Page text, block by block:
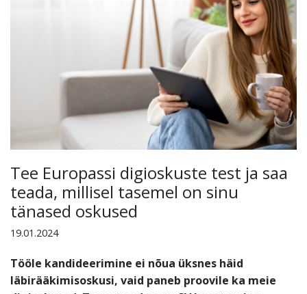
Tee Europassi digioskuste test ja saa
teada, millisel tasemel on sinu
tänased oskused
19.01.2024
Tööle kandideerimine ei nõua üksnes häid
läbirääkimisoskusi, vaid paneb proovile ka meie